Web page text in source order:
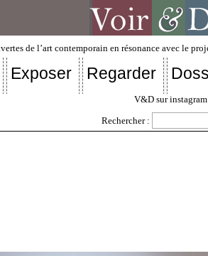
de l’art contemporain en résonance avec le
Exposer Regarder
V&D sur instagram
Rechercher :